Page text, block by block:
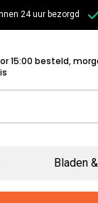
24 uur bezorgd
15:00 besteld,
Bladen